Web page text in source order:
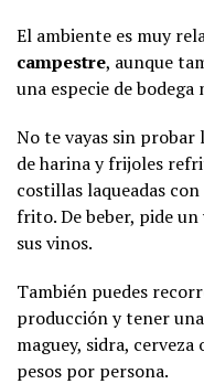
El ambiente es muy
campestre, aunque
una especie de bodega
No te vayas sin
de harina y frijoles
costillas laqueadas
frito. De beber, pide
sus vinos.
También puedes
producción y tener
maguey, sidra, cerveza
pesos por persona.